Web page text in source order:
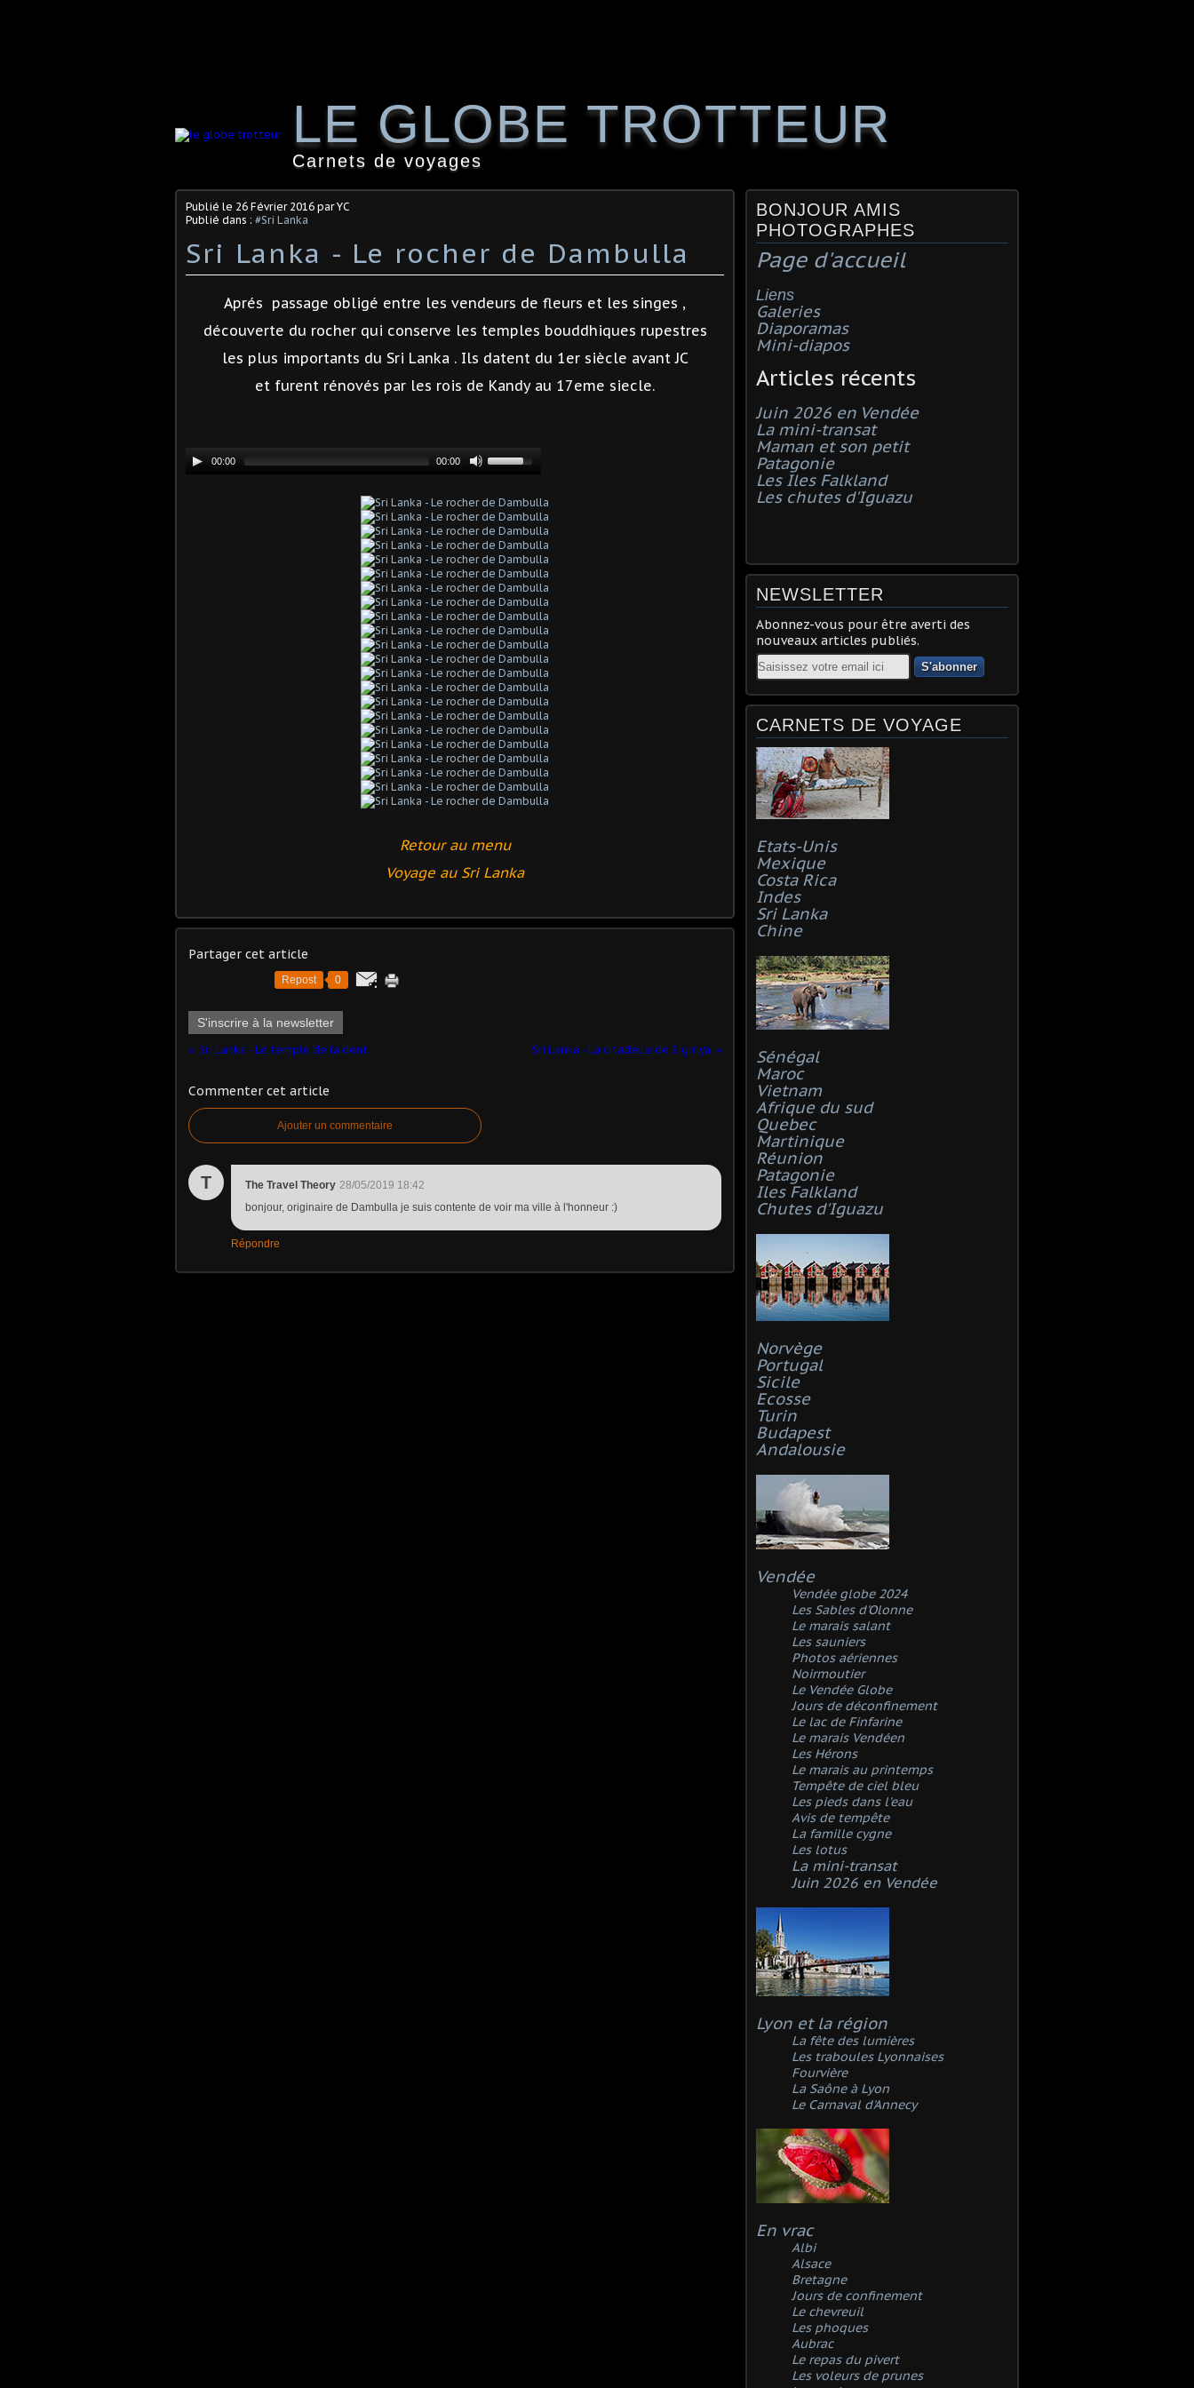
LE GLOBE TROTTEUR
Carnets de voyages
Publié le 26 Février 2016 par YC
Publié dans : #Sri Lanka
Sri Lanka - Le rocher de Dambulla
Aprés passage obligé entre les vendeurs de fleurs et les singes ,
découverte du rocher qui conserve les temples bouddhiques rupestres
les plus importants du Sri Lanka . Ils datent du 1er siècle avant JC
et furent rénovés par les rois de Kandy au 17eme siecle.
Retour au menu
Voyage au Sri Lanka
Partager cet article
Repost 0
S'inscrire à la newsletter
Sri Lanka - Le temple de la dent Sri Lanka - La citadelle de Sigiriya
Commenter cet article
Ajouter un commentaire
T The Travel Theory 28/05/2019 18:42
bonjour, originaire de Dambulla je suis contente de voir ma ville à l'honneur :)
Répondre
BONJOUR AMIS
PHOTOGRAPHES
Page d'accueil
Liens
Galeries
Diaporamas
Mini-diapos
Articles récents
Juin 2026 en Vendée
La mini-transat
Maman et son petit
Patagonie
Les Iles Falkland
Les chutes d'Iguazu
NEWSLETTER
Abonnez-vous pour être averti des
nouveaux articles publiés.
Email
CARNETS DE VOYAGE
Etats-Unis
Mexique
Costa Rica
Indes
Sri Lanka
Chine
Sénégal
Maroc
Vietnam
Afrique du sud
Quebec
Martinique
Réunion
Patagonie
Iles Falkland
Chutes d'Iguazu
Norvège
Portugal
Sicile
Ecosse
Turin
Budapest
Andalousie
Vendée
Vendée globe 2024
Les Sables d'Olonne
Le marais salant
Les sauniers
Photos aériennes
Noirmoutier
Le Vendée Globe
Jours de déconfinement
Le lac de Finfarine
Le marais Vendéen
Les Hérons
Le marais au printemps
Tempête de ciel bleu
Les pieds dans l'eau
Avis de tempête
La famille cygne
Les lotus
La mini-transat
Juin 2026 en Vendée
Lyon et la région
La fête des lumières
Les traboules Lyonnaises
Fourvière
La Saône à Lyon
Le Carnaval d'Annecy
En vrac
Albi
Alsace
Bretagne
Jours de confinement
Le chevreuil
Les phoques
Aubrac
Le repas du pivert
Les voleurs de prunes